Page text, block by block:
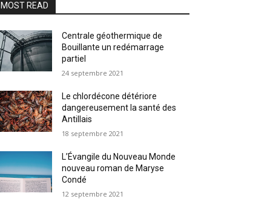
MOST READ
Centrale géothermique de
Bouillante un redémarrage
partiel
24 septembre 2021
Le chlordécone détériore
dangereusement la santé des
Antillais
18 septembre 2021
L’Évangile du Nouveau Monde
nouveau roman de Maryse
Condé
12 septembre 2021